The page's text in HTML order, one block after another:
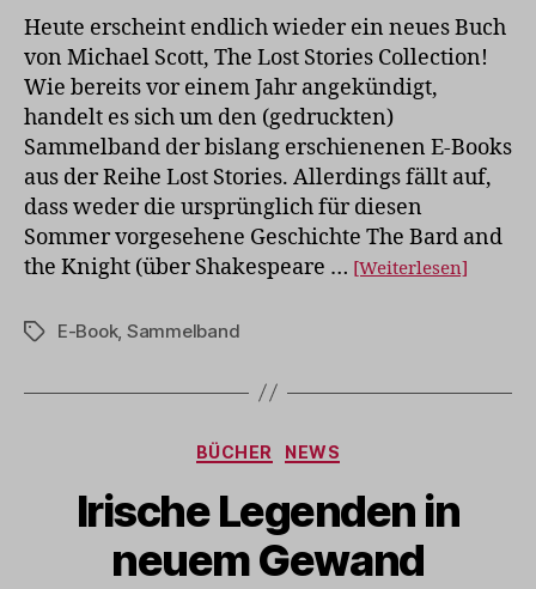
Stories
auf
einen
Streich
Heute erscheint endlich wieder ein neues Buch
von Michael Scott, The Lost Stories Collection!
Wie bereits vor einem Jahr angekündigt,
handelt es sich um den (gedruckten)
Sammelband der bislang erschienenen E-Books
aus der Reihe Lost Stories. Allerdings fällt auf,
dass weder die ursprünglich für diesen
Sommer vorgesehene Geschichte The Bard and
the Knight (über Shakespeare … [Weiterlesen]
Schlagwörter
E-Book, Sammelband
Kategorien
BÜCHER NEWS
Irische Legenden in
neuem Gewand